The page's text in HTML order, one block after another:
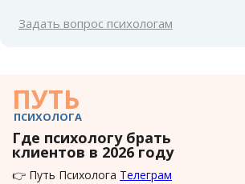
Задать вопрос психологам
ПУТЬ
ПСИХОЛОГА
Где психологу брать
клиентов в 2026 году
👉 Путь Психолога Телеграм